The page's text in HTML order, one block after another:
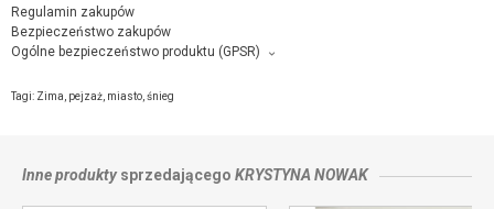
Regulamin zakupów
Bezpieczeństwo zakupów
Ogólne bezpieczeństwo produktu (GPSR)
Krystyna Nowak, ul. Sosnowa 8, 43-170 Łaziska Górne,
sprzedającym
Tagi: Zima pejzaż miasto śnieg
Inne produktysprzedającego KRYSTYNA NOWAK